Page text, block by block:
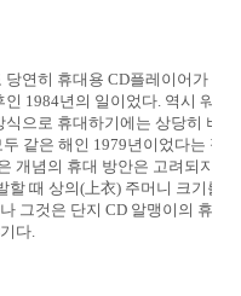
연히 휴대용 CD플레이어가 등
1984년의 일이었다. 역시 워크
으로 휴대하기에는 상당히 버
같은 해인 1979년이었다는 점
개념의 휴대 방안은 고려되지
할 때 상의(上衣) 주머니 크기를
그것은 단지 CD 알맹이의 휴대
다.